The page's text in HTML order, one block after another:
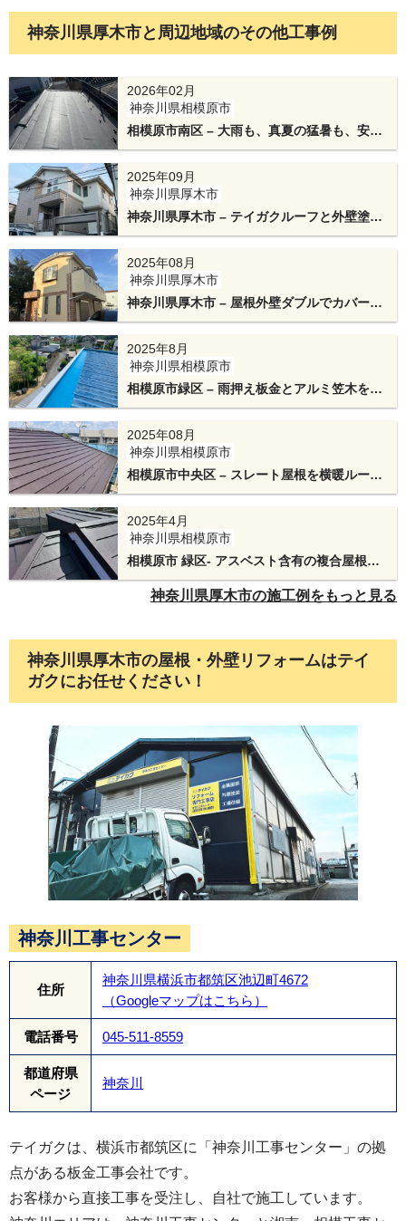
トを1枚ずつ丁寧に葺き上げています。メーカーの
ます。
棟板金を被せて完成となります。棟板金の下地に
はテイガクオリジナルのエスヌキを使用しまし
た。長く安心してお過ごしいただける屋根に生ま
れ変わりました。
ベランダ周りの外壁（モルタル壁）に発生した激
しいひび割れと雨だれの状態がよくわかります。
これは壁内部の防水シートまで劣化させてしまう
一歩手前の状態です。
高圧洗浄をします。外壁カバー工法を行う前に、
長年の汚れやコケをしっかり落とすことで、新し
い外壁材の下地を清潔に保ち、家全体の寿命を延
ばすことができます。
神奈川県厚木市と周辺地域のその他工事例
2026年02月
神奈川県相模原市
相模原市南区 – 大雨も、真夏の猛暑も、安
心。スーパーガルテクトで屋根カバー工法
2025年09月
神奈川県厚木市
神奈川県厚木市 – テイガクルーフと外壁塗装
で専門店の職人リフォーム
2025年08月
神奈川県厚木市
神奈川県厚木市 – 屋根外壁ダブルでカバー工
法メンテナンスフリーの超高耐久リフォーム
2025年8月
神奈川県相模原市
相模原市緑区 – 雨押え板金とアルミ笠木をガ
ルバリウム鋼板で交換工事
2025年08月
神奈川県相模原市
相模原市中央区 – スレート屋根を横暖ルーフ
αプレミアムSに屋根リフォームして快適に
2025年4月
神奈川県相模原市
相模原市 緑区- アスベスト含有の複合屋根を
スーパーガルテクトでカバー工法
神奈川県厚木市の施工例をもっと見る
神奈川県厚木市の屋根・外壁リフォームはテイ
ガクにお任せください！
神奈川工事センター
住所
神奈川県横浜市都筑区池辺町4672
（Googleマップはこちら）
電話番号 045-511-8559
都道府県
ページ
神奈川
テイガクは、横浜市都筑区に「神奈川工事センター」の拠
点がある板金工事会社です。
お客様から直接工事を受注し、自社で施工しています。